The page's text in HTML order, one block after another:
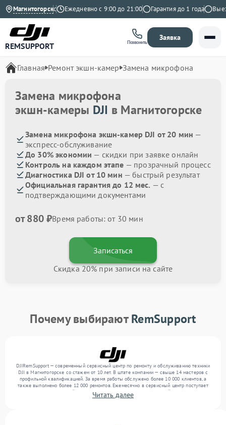
Магнитогорск
4.9 на Яндекс Ежедневно с 9:00 до 21:00 Гарантия до 1 года Выезд
REMSUPPORT Позвонить
Заявка
Главная Ремонт экшн-камер Замена микрофона
Замена микрофона
экшн-камеры DJI в Магнитогорске
Замена микрофона экшн-камер DJI от 20 мин —
экспресс-обслуживание
До 30% экономии — скидки при заявке онлайн
Контроль на каждом этапе — прозрачный процесс
Диагностика DJI от 10 мин — быстрый результат
Официальная гарантия до 12 мес. — с
подтверждающими документами
от 880 ₽Время работы: от 30 мин
Записаться
Скидка 20% при записи на сайте
Почему выбираютRemSupport
DJIRemSupport — современный сервисный центр по ремонту и обслуживанию техники
DJI в Магнитогорске со стажем от 10 лет. В штате компании — свыше 14 мастеров с
профильной квалификацией. За время работы обслужено более 10 000 клиентов, а
также выполнено более 12 000 ремонтов. Ежемесячно в сервисный центр поступает
более 300 обращений, включая , , . Мы беремся за задачи любой сложности и
обеспечиваем надежный результат благодаря опыту команды.
Читать далее